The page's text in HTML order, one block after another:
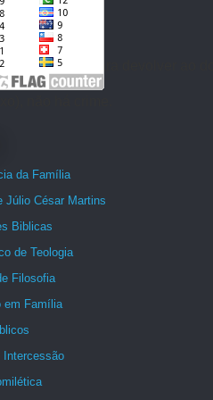
de 15 dias para devolver ao
não há crime.
da Família
Júlio César Martins
Biblicas
de Teologia
Filosofia
em Família
Intercessão